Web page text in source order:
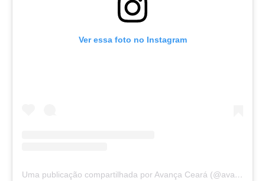
Ver essa foto no Instagram
Uma publicação compartilhada por Avança Ceará (@avancaceara)